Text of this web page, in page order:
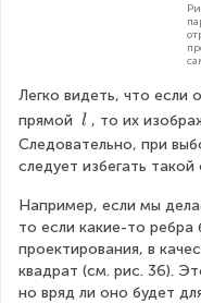
Легко видеть, что если
прямой \
\
l
l , то их
Следовательно, при
следует избегать такой
Например, если мы
то если какие-то ребра
проектирования, в
квадрат (см. рис. 36).
но вряд ли оно будет